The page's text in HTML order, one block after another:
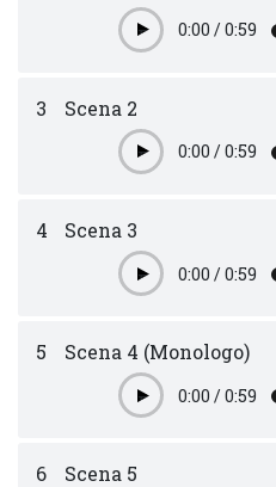
Play0:00 /0:59
3 Scena 2
Play0:00 /0:59
4 Scena 3
Play0:00 /0:59
5 Scena 4 (Monologo)
Play0:00 /0:59
6 Scena 5